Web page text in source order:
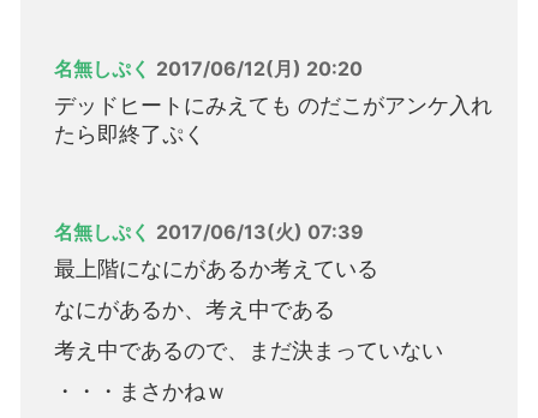
名無しぷく 2017/06/12(月) 20:20
デッドヒートにみえても のだこがアンケ入れ
たら即終了ぷく
名無しぷく 2017/06/13(火) 07:39
最上階になにがあるか考えている
なにがあるか、考え中である
考え中であるので、まだ決まっていない
・・・まさかねｗ